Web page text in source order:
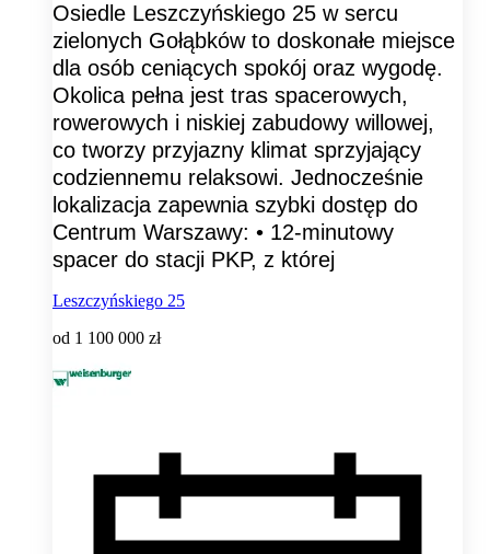
Osiedle Leszczyńskiego 25 w sercu
zielonych Gołąbków to doskonałe miejsce
dla osób ceniących spokój oraz wygodę.
Okolica pełna jest tras spacerowych,
rowerowych i niskiej zabudowy willowej,
co tworzy przyjazny klimat sprzyjający
codziennemu relaksowi. Jednocześnie
lokalizacja zapewnia szybki dostęp do
Centrum Warszawy: • 12-minutowy
spacer do stacji PKP, z której
Leszczyńskiego 25
od 1 100 000 zł